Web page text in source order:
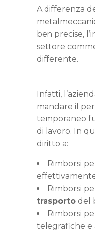
A differenza
ben precise,
settore
differente.
Infatti,
mandare il
temporaneo
di lavoro. In
diritto a:
Rimborsi
Rimborsi
trasporto del
Rimborsi
telegrafiche e